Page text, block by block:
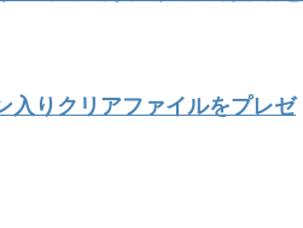
入りクリアファイルをプレゼ